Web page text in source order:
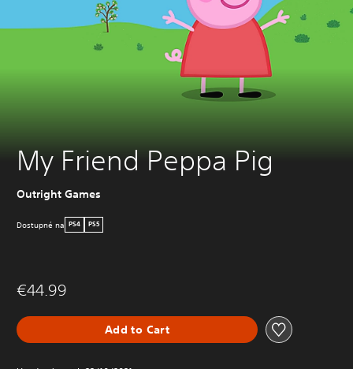
My Friend Peppa Pig
Outright Games
Dostupné na PS4 PS5
€44.99
Add to Cart